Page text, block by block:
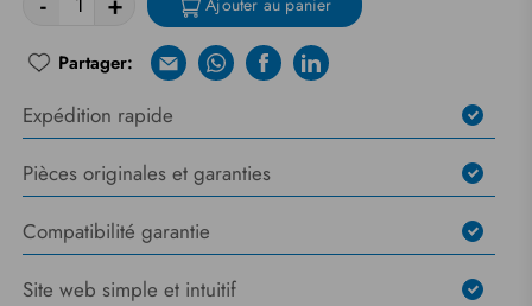
Ajouter au panier
Partager: E-mailWhatsapp
FacebookLinkedin
Expédition rapide
Pièces originales et garanties
Compatibilité garantie
Site web simple et intuitif